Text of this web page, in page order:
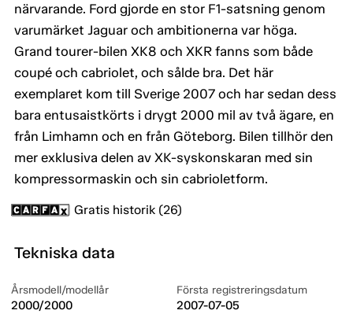
närvarande. Ford gjorde en stor F1-satsning genom
varumärket Jaguar och ambitionerna var höga.
Grand tourer-bilen XK8 och XKR fanns som både
coupé och cabriolet, och sålde bra. Det här
exemplaret kom till Sverige 2007 och har sedan dess
bara entusaistkörts i drygt 2000 mil av två ägare, en
från Limhamn och en från Göteborg. Bilen tillhör den
mer exklusiva delen av XK-syskonskaran med sin
kompressormaskin och sin cabrioletform.
Gratis historik (26)
Tekniska data
Årsmodell/modellår
2000/2000
Första registreringsdatum
2007-07-05